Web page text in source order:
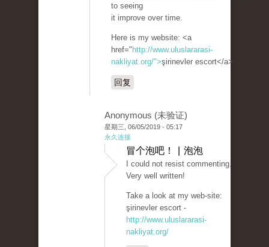
to seeing
it improve over time.
Here is my website: <a
href=" http://www.uluslararasi-
nakliyat.org/">şirinevler escort</a>
回复
Anonymous (未验证)
星期三, 06/05/2019 - 05:17
永久连接
冒个泡吧！ | 泡泡
I could not resist commenting.
Very well written!
Take a look at my web-site:
şirinevler escort -
http://www.uluslararasi-
nakliyat.org/